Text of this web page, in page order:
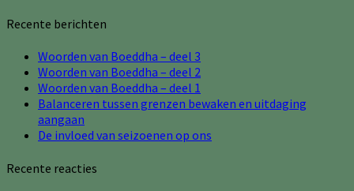
Recente berichten
Woorden van Boeddha – deel 3
Woorden van Boeddha – deel 2
Woorden van Boeddha – deel 1
Balanceren tussen grenzen bewaken en uitdaging
aangaan
De invloed van seizoenen op ons
Recente reacties